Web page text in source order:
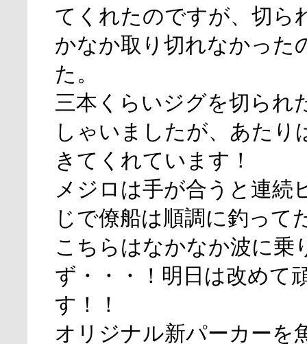
てくれたのですが、切ら
かなか取り切れなかった
た。
三本くらいジグを切られ
しゃいましたが、あたり
きてくれています！
メジロは手が合うと連続
じで僚船は順調に釣って
こちらはなかなか波に乗
ず・・・！明日は改めて
す！！
オリジナル新パーカーを